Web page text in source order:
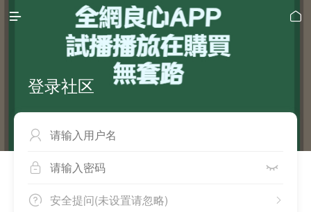
 
登录社区

 
 
安全提问(未设置请忽略)